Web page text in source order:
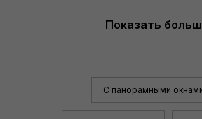
Показать
С панорамными